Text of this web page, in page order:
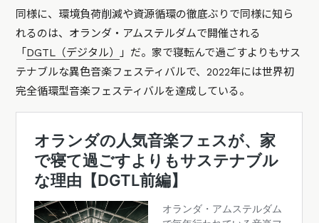
同様に、環境負荷削減や資源循環の徹底ぶりで同様に知ら
れるのは、オランダ・アムステルダムで開催される
「 DGTL（デジタル）
」だ。家で寝転んで過ごすよりもサス
テナブルな異色音楽フェスティバルで、2022年には世界初
完全循環型音楽フェスティバルを達成している。